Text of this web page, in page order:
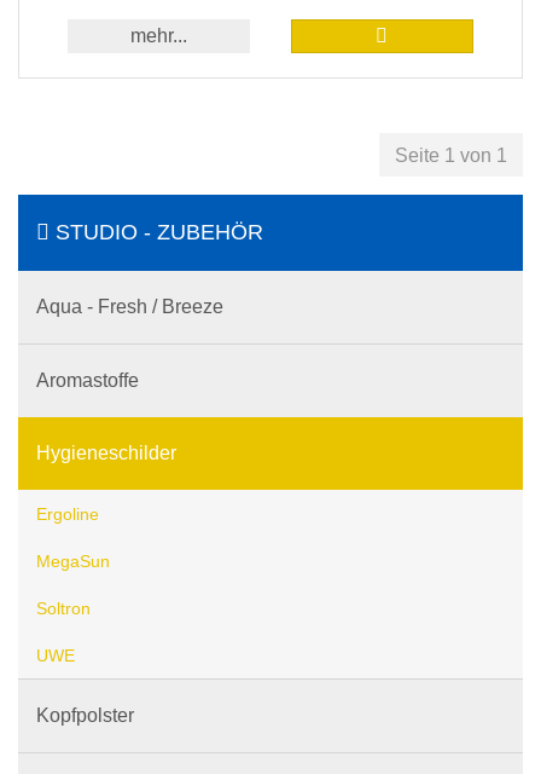
mehr...
Seite 1 von 1
STUDIO - ZUBEHÖR
Aqua - Fresh / Breeze
Aromastoffe
Hygieneschilder
Ergoline
MegaSun
Soltron
UWE
Kopfpolster